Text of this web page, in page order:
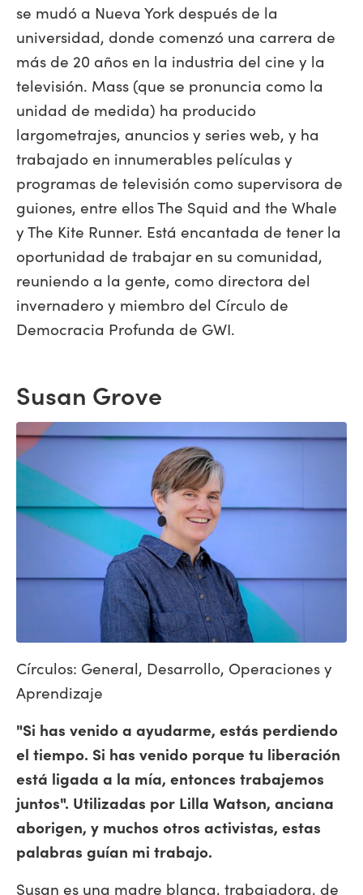
se mudó a Nueva York después de la
universidad, donde comenzó una carrera de
más de 20 años en la industria del cine y la
televisión. Mass (que se pronuncia como la
unidad de medida) ha producido
largometrajes, anuncios y series web, y ha
trabajado en innumerables películas y
programas de televisión como supervisora de
guiones, entre ellos The Squid and the Whale
y The Kite Runner. Está encantada de tener la
oportunidad de trabajar en su comunidad,
reuniendo a la gente, como directora del
invernadero y miembro del Círculo de
Democracia Profunda de GWI.
Susan Grove
Círculos: General, Desarrollo, Operaciones y
Aprendizaje
"Si has venido a ayudarme, estás perdiendo
el tiempo. Si has venido porque tu liberación
está ligada a la mía, entonces trabajemos
juntos". Utilizadas por Lilla Watson, anciana
aborigen, y muchos otros activistas, estas
palabras guían mi trabajo.
Susan es una madre blanca, trabajadora, de